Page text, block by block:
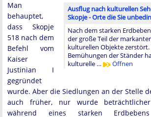
Ausflug nach kulturellen
Skopje - Orte die Sie
Nach dem starken
der große Teil der
kulturellen Objekte zerstört.
Bemühungen der Ständer
kulturelle …
Öffnen
Man
behauptet,
dass Skopje
518 nach dem
Befehl vom
Kaiser
Justinian I
gegründet
wurde. Aber die Siedlungen an der Stelle
auch früher, nur wurde
während eines starken